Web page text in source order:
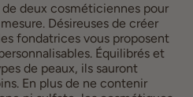
deux cosméticiennes pour
Désireuses de créer
fondatrices vous proposent
Équilibrés et
de peaux, ils sauront
En plus de ne contenir